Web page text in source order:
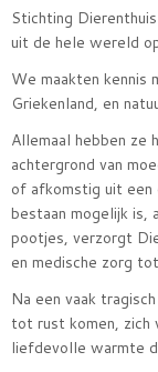
Stichting
uit de hele wereld
We maakten kennis
Griekenland, en
Allemaal hebben ze
achtergrond van
of afkomstig uit een
bestaan mogelijk is,
pootjes, verzorgt
en medische zorg
Na een vaak
tot rust komen, zich
liefdevolle warmte